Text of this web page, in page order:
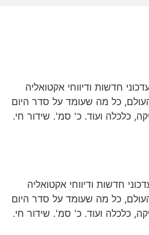
חדשות 06:00 - 06:10 עדכוני חדשות ודיווחי אקטואליה
כל מה שעומד על סדר היום
כלכלה ועוד. כ' סמ'. שידור חי.
חדשות 06:00 - 06:11 עדכוני חדשות ודיווחי אקטואליה
כל מה שעומד על סדר היום
כלכלה ועוד. כ' סמ'. שידור חי.